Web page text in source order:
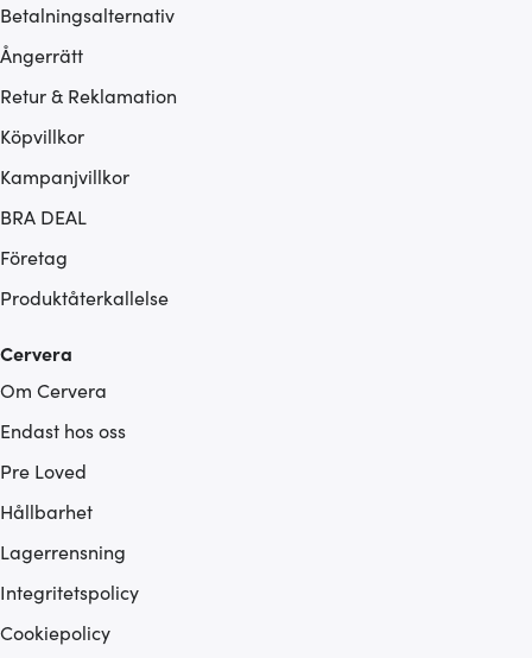
Betalningsalternativ
Ångerrätt
Retur & Reklamation
Köpvillkor
Kampanjvillkor
BRA DEAL
Företag
Produktåterkallelse
Cervera
Om Cervera
Endast hos oss
Pre Loved
Hållbarhet
Lagerrensning
Integritetspolicy
Cookiepolicy